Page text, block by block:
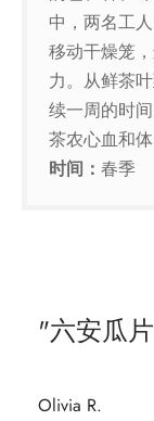
中，两名工
移动干燥笼
力。从鲜茶
续一周的时
茶农心血和
时间： 春季
六安瓜
Olivia R.